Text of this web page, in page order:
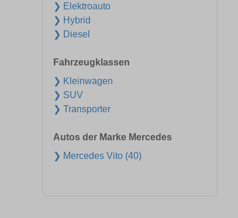
❯ Elektroauto
❯ Hybrid
❯ Diesel
Fahrzeugklassen
❯ Kleinwagen
❯ SUV
❯ Transporter
Autos der Marke Mercedes
❯ Mercedes Vito (40)